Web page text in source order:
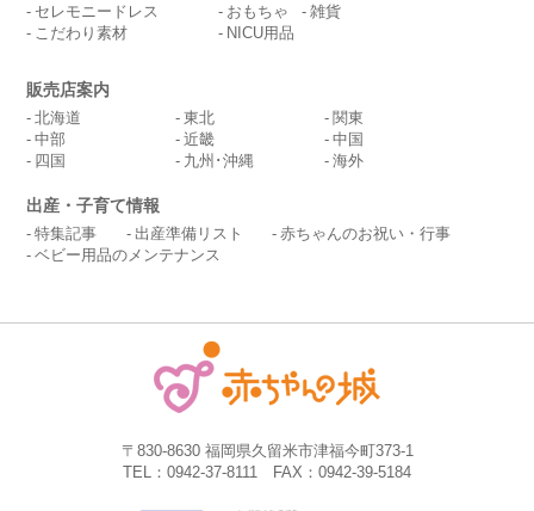
セレモニードレス
こだわり素材
おもちゃ
雑貨
NICU用品
販売店案内
北海道 東北
関東
中部
近畿
中国
四国
九州･沖縄 海外
出産・子育て情報
特集記事 出産準備リスト
赤ちゃんのお祝い・行事
ベビー用品のメンテナンス
〒830-8630 福岡県久留米市津福今町373-1
TEL：0942-37-8111 FAX：0942-39-5184